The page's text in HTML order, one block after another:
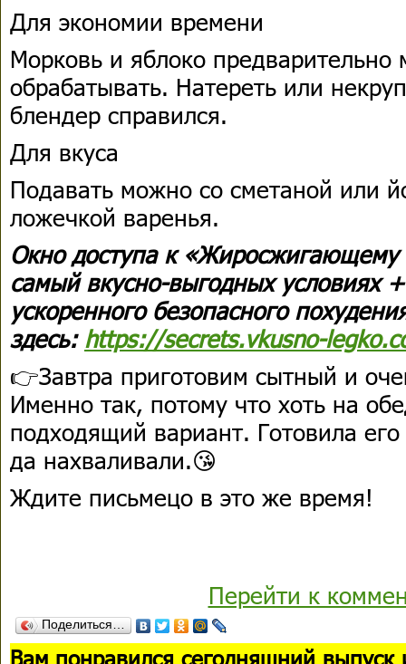
Для экономии времени
Морковь и яблоко
обрабатывать. Натереть или
блендер справился.
Для вкуса
Подавать можно со сметаной или
ложечкой варенья.
Окно доступа к «Жиросжигающему
самый вкусно-выгодных условиях
ускоренного безопасного
здесь: https://secrets.vkusno-
👉Завтра приготовим сытный и
Именно так, потому что хоть на
подходящий вариант. Готовила
да нахваливали.😘
Ждите письмецо в это же время!
Перейти к
Поделиться…
Вам понравился сегодняшний выпуск